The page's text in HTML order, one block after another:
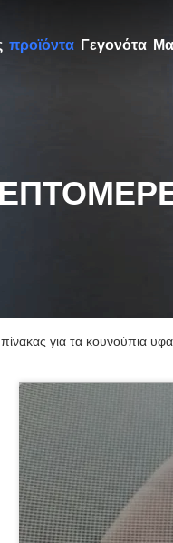
προϊόντα Γεγονότα
πίνακας για τα κουνούπια